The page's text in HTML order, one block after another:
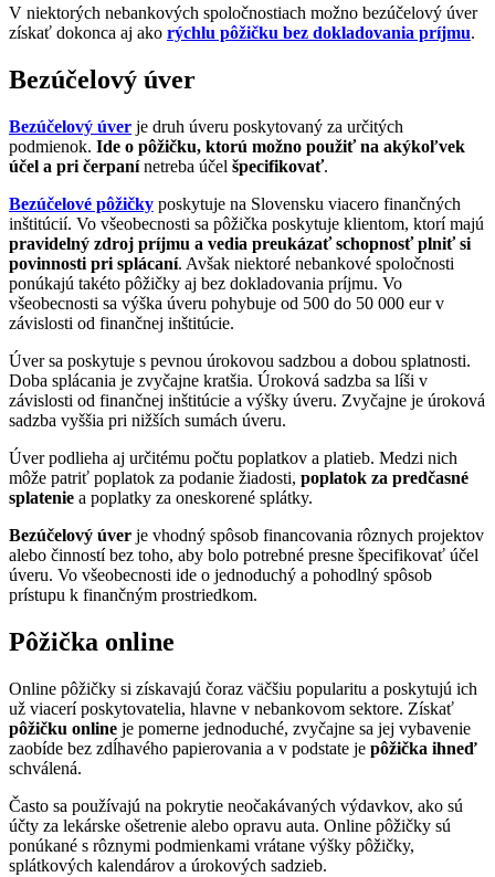
V niektorých nebankových spoločnostiach možno bezúčelový úver
získať dokonca aj ako rýchlu pôžičku bez dokladovania príjmu.
Bezúčelový úver
Bezúčelový úver je druh úveru poskytovaný za určitých
podmienok. Ide o pôžičku, ktorú možno použiť na akýkoľvek
účel a pri čerpanínetreba účel špecifikovať.
Bezúčelové pôžičky poskytuje na Slovensku viacero finančných
inštitúcií. Vo všeobecnosti sa pôžička poskytuje klientom, ktorí majú
pravidelný zdroj príjmu a vedia preukázať schopnosť plniť si
povinnosti pri splácaní. Avšak niektoré nebankové spoločnosti
ponúkajú takéto pôžičky aj bez dokladovania príjmu. Vo
všeobecnosti sa výška úveru pohybuje od 500 do 50 000 eur v
závislosti od finančnej inštitúcie.
Úver sa poskytuje s pevnou úrokovou sadzbou a dobou splatnosti.
Doba splácania je zvyčajne kratšia. Úroková sadzba sa líši v
závislosti od finančnej inštitúcie a výšky úveru. Zvyčajne je úroková
sadzba vyššia pri nižších sumách úveru.
Úver podlieha aj určitému počtu poplatkov a platieb. Medzi nich
môže patriť poplatok za podanie žiadosti, poplatok za predčasné
splatenie a poplatky za oneskorené splátky.
Bezúčelový úver je vhodný spôsob financovania rôznych projektov
alebo činností bez toho, aby bolo potrebné presne špecifikovať účel
úveru. Vo všeobecnosti ide o jednoduchý a pohodlný spôsob
prístupu k finančným prostriedkom.
Pôžička online
Online pôžičky si získavajú čoraz väčšiu popularitu a poskytujú ich
už viacerí poskytovatelia, hlavne v nebankovom sektore. Získať
pôžičku online je pomerne jednoduché, zvyčajne sa jej vybavenie
zaobíde bez zdĺhavého papierovania a v podstate je pôžička ihneď
schválená.
Často sa používajú na pokrytie neočakávaných výdavkov, ako sú
účty za lekárske ošetrenie alebo opravu auta. Online pôžičky sú
ponúkané s rôznymi podmienkami vrátane výšky pôžičky,
splátkových kalendárov a úrokových sadzieb.